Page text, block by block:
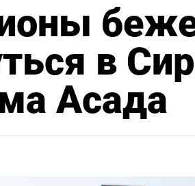
в
Асада